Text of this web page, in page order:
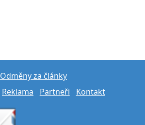
Odměny za články
Reklama Partneři Kontakt